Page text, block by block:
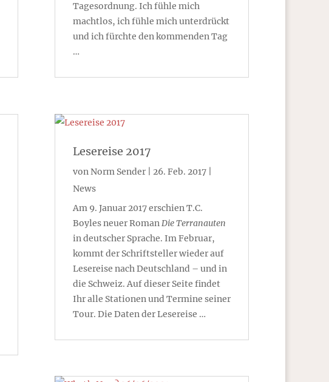
Tagesordnung. Ich fühle mich
machtlos, ich fühle mich unterdrückt
und ich fürchte den kommenden Tag
…
Lesereise 2017
vonNorm Sender| 26. Feb. 2017|
News
Am 9. Januar 2017 erschien T.C.
Boyles neuer RomanDie Terranauten
in deutscher Sprache. Im Februar,
kommt der Schriftsteller wieder auf
Lesereise nach Deutschland – und in
die Schweiz. Auf dieser Seite findet
Ihr alle Stationen und Termine seiner
Tour. Die Daten der Lesereise …